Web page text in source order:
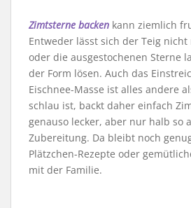
Zimtsterne backen kann ziemlich
Entweder lässt sich der Teig
oder die ausgestochenen Sterne
der Form lösen. Auch das
Eischnee-Masse ist alles andere
schlau ist, backt daher einfach
genauso lecker, aber nur halb so
Zubereitung. Da bleibt noch
Plätzchen-Rezepte oder
mit der Familie.